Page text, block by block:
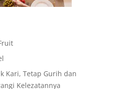
Kari, Tetap Gurih dan
Kelezatannya